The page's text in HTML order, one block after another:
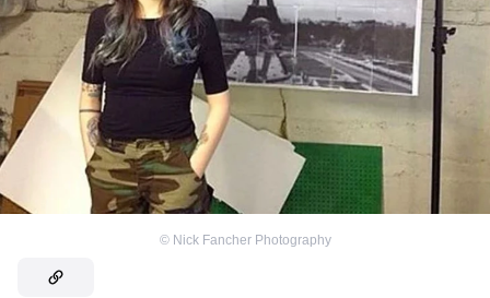
© Nick Fancher Photography